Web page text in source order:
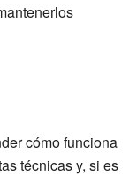
cómo funciona
técnicas y, si es